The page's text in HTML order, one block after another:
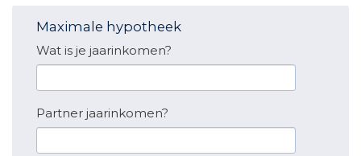
Maximale hypotheek
Wat is je jaarinkomen?
Partner jaarinkomen?